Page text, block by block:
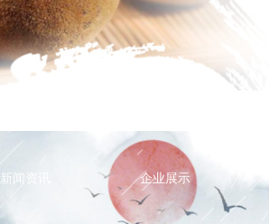
新闻资讯 企业展示